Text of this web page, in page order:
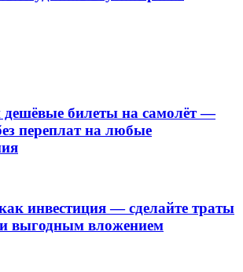
дешёвые билеты на самолёт —
переплат на любые
инвестиция — сделайте траты
выгодным вложением